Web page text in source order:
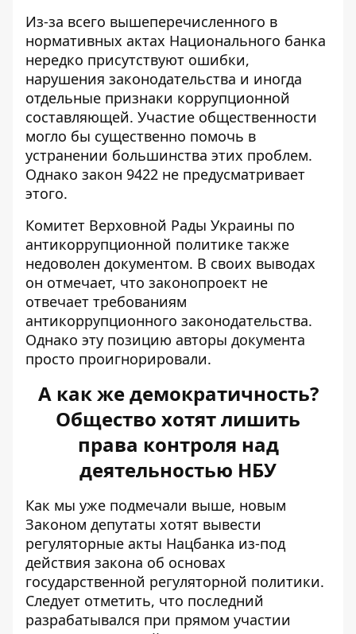
Из-за всего вышеперечисленного в
нормативных актах Национального банка
нередко присутствуют ошибки,
нарушения законодательства и иногда
отдельные признаки коррупционной
составляющей. Участие общественности
могло бы существенно помочь в
устранении большинства этих проблем.
Однако закон 9422 не предусматривает
этого.
Комитет Верховной Рады Украины по
антикоррупционной политике также
недоволен документом. В своих выводах
он отмечает, что законопроект не
отвечает требованиям
антикоррупционного законодательства.
Однако эту позицию авторы документа
просто проигнорировали.
А как же демократичность?
Общество хотят лишить
права контроля над
деятельностью НБУ
Как мы уже подмечали выше, новым
Законом депутаты хотят вывести
регуляторные акты Нацбанка из-под
действия закона об основах
государственной регуляторной политики.
Следует отметить, что последний
разрабатывался при прямом участии